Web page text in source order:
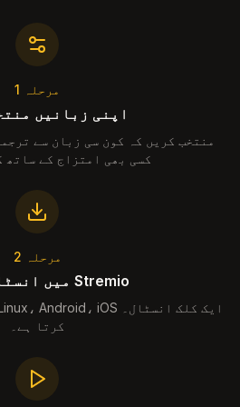
مرحلہ 1
اپنی زبانیں
منتخب کریں کہ کون سی زبان سے
کسی بھی امتزاج کے ساتھ
مرحلہ 2
Stremio میں انسٹال کریں
کرتا ہے۔